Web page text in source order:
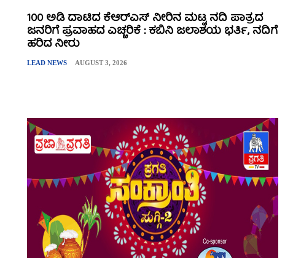
100 ಅಡಿ ದಾಟಿದ ಕೆಆರ್‌ಎಸ್ ನೀರಿನ ಮಟ್ಟ ನದಿ ಪಾತ್ರದ
ಜನರಿಗೆ ಪ್ರವಾಹದ ಎಚ್ಚರಿಕೆ : ಕಬಿನಿ ಜಲಾಶಯ ಭರ್ತಿ, ನದಿಗೆ
ಹರಿದ ನೀರು
LEAD NEWS AUGUST 3, 2026